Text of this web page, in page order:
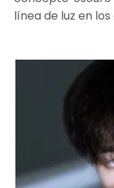
línea de luz en